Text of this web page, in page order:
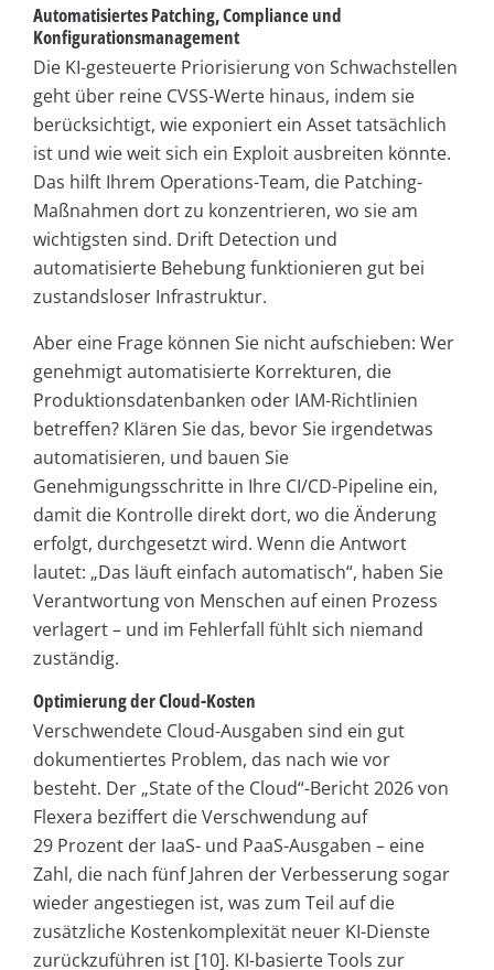
Automatisiertes Patching, Compliance und
Konfigurationsmanagement
Die KI-gesteuerte Priorisierung von Schwachstellen
geht über reine CVSS-Werte hinaus, indem sie
berücksichtigt, wie exponiert ein Asset tatsächlich
ist und wie weit sich ein Exploit ausbreiten könnte.
Das hilft Ihrem Operations-Team, die Patching-
Maßnahmen dort zu konzentrieren, wo sie am
wichtigsten sind. Drift Detection und
automatisierte Behebung funktionieren gut bei
zustandsloser Infrastruktur.
Aber eine Frage können Sie nicht aufschieben: Wer
genehmigt automatisierte Korrekturen, die
Produktionsdatenbanken oder IAM-Richtlinien
betreffen? Klären Sie das, bevor Sie irgendetwas
automatisieren, und bauen Sie
Genehmigungsschritte in Ihre CI/CD-Pipeline ein,
damit die Kontrolle direkt dort, wo die Änderung
erfolgt, durchgesetzt wird. Wenn die Antwort
lautet: „Das läuft einfach automatisch“, haben Sie
Verantwortung von Menschen auf einen Prozess
verlagert – und im Fehlerfall fühlt sich niemand
zuständig.
Optimierung der Cloud-Kosten
Verschwendete Cloud-Ausgaben sind ein gut
dokumentiertes Problem, das nach wie vor
besteht. Der „State of the Cloud“-Bericht 2026 von
Flexera beziffert die Verschwendung auf
29 Prozent der IaaS- und PaaS-Ausgaben – eine
Zahl, die nach fünf Jahren der Verbesserung sogar
wieder angestiegen ist, was zum Teil auf die
zusätzliche Kostenkomplexität neuer KI-Dienste
zurückzuführen ist [10]. KI-basierte Tools zur